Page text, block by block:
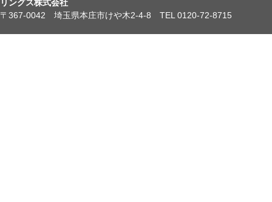
リングス株式会社
〒367-0042 埼玉県本庄市けや木2-4-8 TEL 0120-72-8715